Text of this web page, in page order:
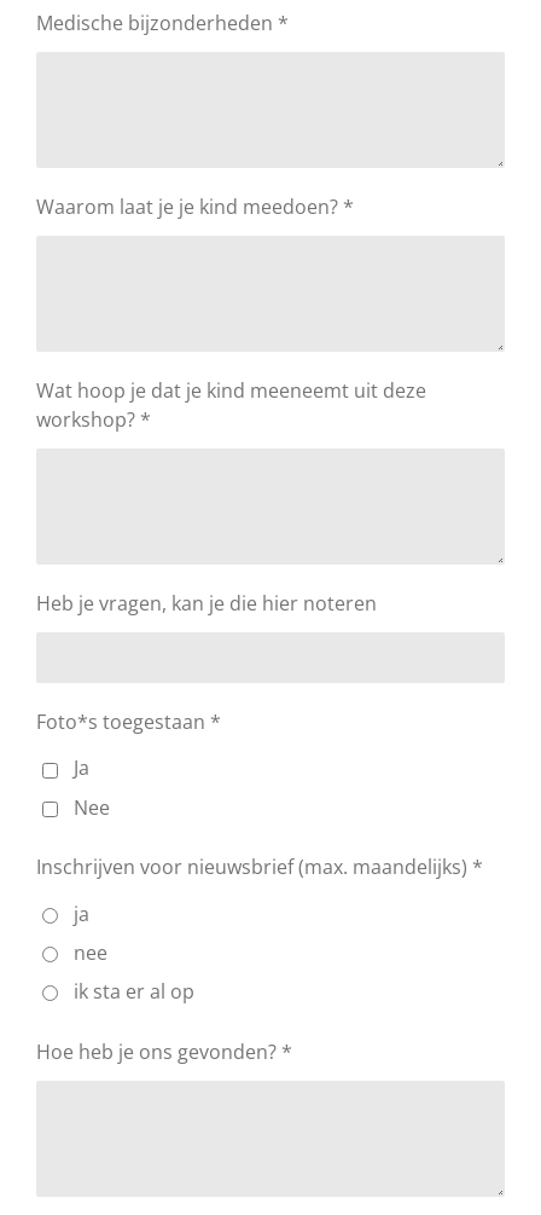
Medische bijzonderheden *
Waarom laat je je kind meedoen? *
Wat hoop je dat je kind meeneemt uit deze
workshop? *
Heb je vragen, kan je die hier noteren
Foto*s toegestaan *
Ja
Nee
Inschrijven voor nieuwsbrief (max. maandelijks) *
ja
nee
ik sta er al op
Hoe heb je ons gevonden? *